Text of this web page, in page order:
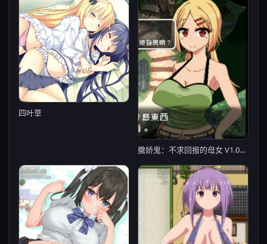
四叶草
撒娇鬼：不求回报的母女 V1.053精修汉化版+存档【20230315】